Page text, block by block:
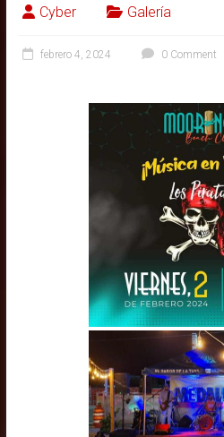
Cyber Galería
febrero 4, 2024 0 Comment